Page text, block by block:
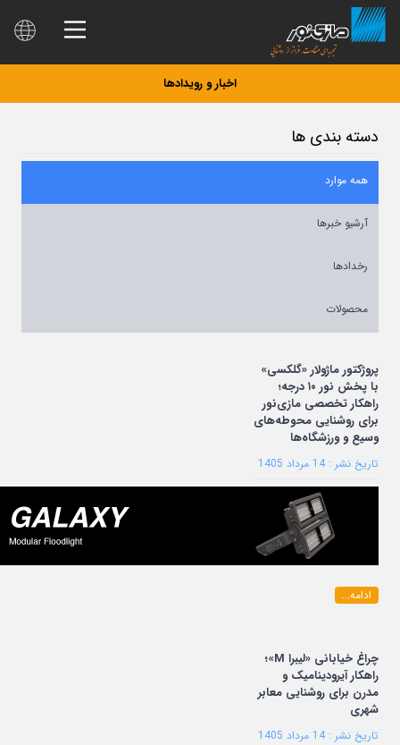
اخبار و رویدادها
دسته بندی ها
همه موارد
آرشیو خبرها
رخدادها
محصولات
پروژکتور ماژولار «گلکسی»
با پخش نور ۱۰ درجه؛
راهکار تخصصی مازی‌نور
برای روشنایی محوطه‌های
وسیع و ورزشگاه‌ها
تاریخ نشر : 14 مرداد 1405
ادامه...
چراغ خیابانی «لیبرا M»؛
راهکار آیرودینامیک و
مدرن برای روشنایی معابر
شهری
تاریخ نشر : 14 مرداد 1405